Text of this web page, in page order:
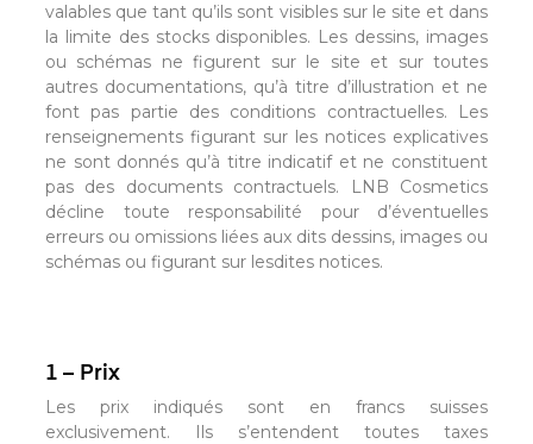
valables que tant qu’ils sont visibles sur le site et dans
la limite des stocks disponibles. Les dessins, images
ou schémas ne figurent sur le site et sur toutes
autres documentations, qu’à titre d’illustration et ne
font pas partie des conditions contractuelles. Les
renseignements figurant sur les notices explicatives
ne sont donnés qu’à titre indicatif et ne constituent
pas des documents contractuels. LNB Cosmetics
décline toute responsabilité pour d’éventuelles
erreurs ou omissions liées aux dits dessins, images ou
schémas ou figurant sur lesdites notices.
1 – Prix
Les prix indiqués sont en francs suisses
exclusivement. Ils s’entendent toutes taxes